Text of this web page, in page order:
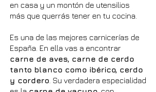
en casa y un montón de utensilios
más que querrás tener en tu cocina.
Es una de las mejores carnicerías de
España. En ella vas a encontrar
carne de aves, carne de cerdo
tanto blanco como ibérico, cerdo
y cordero . Su verdadera especialidad